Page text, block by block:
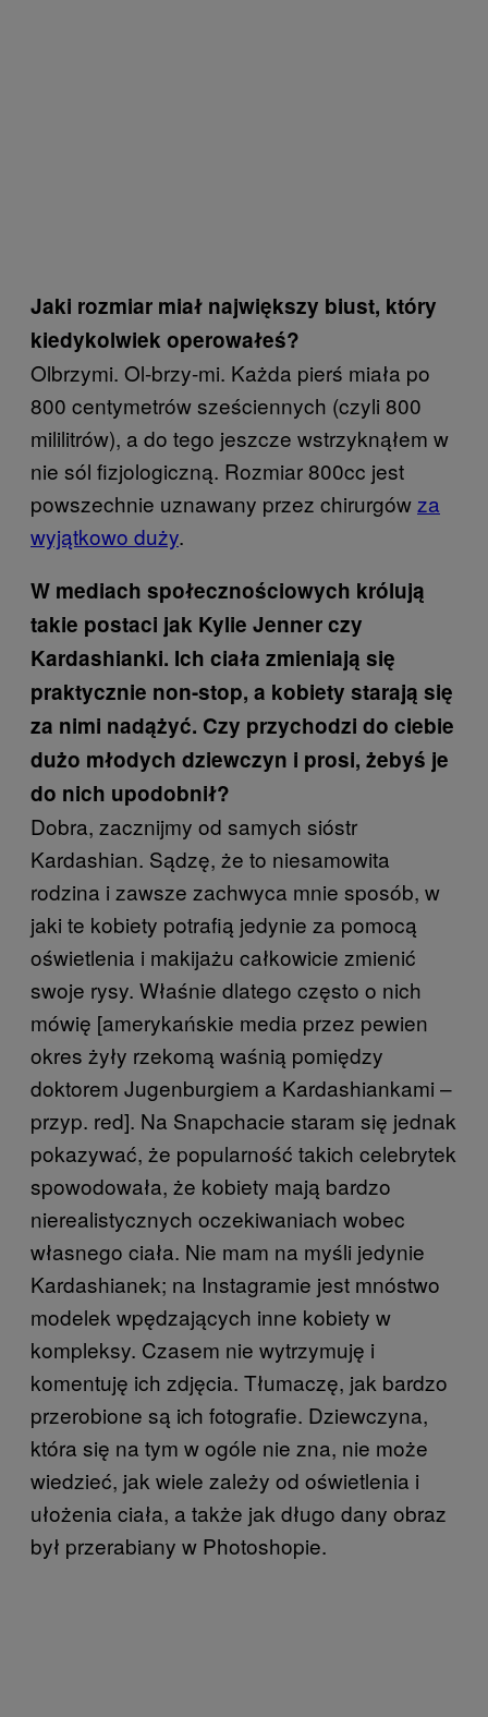
Jaki rozmiar miał największy biust, który
kiedykolwiek operowałeś?
Olbrzymi. Ol-brzy-mi. Każda pierś miała po
800 centymetrów sześciennych (czyli 800
mililitrów), a do tego jeszcze wstrzyknąłem w
nie sól fizjologiczną. Rozmiar 800cc jest
powszechnie uznawany przez chirurgówza
wyjątkowo duży.
W mediach społecznościowych królują
takie postaci jak Kylie Jenner czy
Kardashianki. Ich ciała zmieniają się
praktycznie non-stop, a kobiety starają się
za nimi nadążyć. Czy przychodzi do ciebie
dużo młodych dziewczyn i prosi, żebyś je
do nich upodobnił?
Dobra, zacznijmy od samych sióstr
Kardashian. Sądzę, że to niesamowita
rodzina i zawsze zachwyca mnie sposób, w
jaki te kobiety potrafią jedynie za pomocą
oświetlenia i makijażu całkowicie zmienić
swoje rysy. Właśnie dlatego często o nich
mówię [amerykańskie media przez pewien
okres żyły rzekomą waśnią pomiędzy
doktorem Jugenburgiem a Kardashiankami –
przyp. red]. Na Snapchacie staram się jednak
pokazywać, że popularność takich celebrytek
spowodowała, że kobiety mają bardzo
nierealistycznych oczekiwaniach wobec
własnego ciała. Nie mam na myśli jedynie
Kardashianek; na Instagramie jest mnóstwo
modelek wpędzających inne kobiety w
kompleksy. Czasem nie wytrzymuję i
komentuję ich zdjęcia. Tłumaczę, jak bardzo
przerobione są ich fotografie. Dziewczyna,
która się na tym w ogóle nie zna, nie może
wiedzieć, jak wiele zależy od oświetlenia i
ułożenia ciała, a także jak długo dany obraz
był przerabiany w Photoshopie.